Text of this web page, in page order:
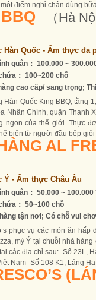
điểm nghỉ chân dùng
（Hà
Hàn Quốc - Ẩm thực đa
quân： 100.000 ~
： 100~200 chỗ
cao cấp/ sang trọng;
Hàn Quốc King BBQ, tầng
Nhân Chính, quận Thanh
ngon của thế giới. Thực
biến từ người đầu bếp giỏi
AL
Ý - Ẩm thực Châu Âu
quân： 50.000 ~ 100.000
： 50~100 chỗ
tận nơi; Có chỗ vui
phục vụ các món ăn
mỳ Ý tại chuỗi nhà
tại các địa chỉ sau:- Số 23L,
Nam- Số 108 K1, Láng